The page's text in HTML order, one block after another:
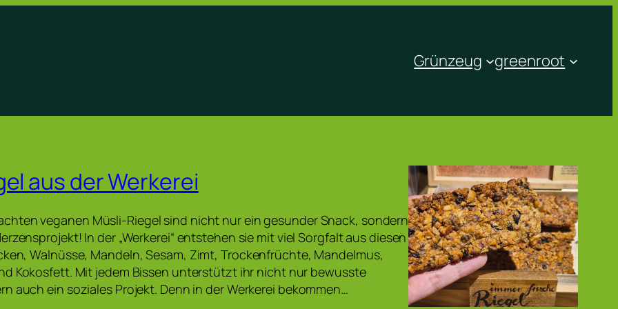
Grünzeug greenroot
aus der Werkerei
veganen Müsli-Riegel sind nicht nur ein gesunder Snack, sondern
In der „Werkerei“ entstehen sie mit viel Sorgfalt aus diesen
Walnüsse, Mandeln, Sesam, Zimt, Trockenfrüchte, Mandelmus,
Kokosfett. Mit jedem Bissen unterstützt ihr nicht nur bewusste
auch ein soziales Projekt. Denn in der Werkerei bekommen…